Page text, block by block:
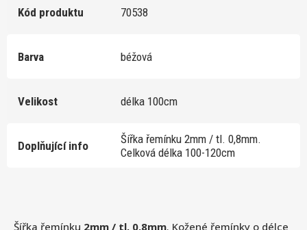
Šířka řemínku 2mm / tl. 0,8mm. Kožené řemínky o délce
Kód produktu 70538
Barva béžová
Velikost délka 100cm
Doplňující info
Šířka řemínku 2mm / tl. 0,8mm.
Celková délka 100-120cm